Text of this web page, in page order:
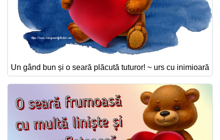
Un gând bun și o seară plăcută tuturor! ~ urs cu inimioară